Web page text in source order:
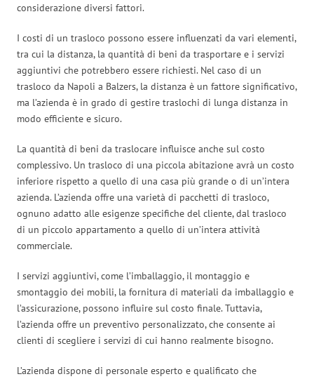
considerazione diversi fattori.
I costi di un trasloco possono essere influenzati da vari elementi,
tra cui la distanza, la quantità di beni da trasportare e i servizi
aggiuntivi che potrebbero essere richiesti. Nel caso di un
trasloco da Napoli a Balzers, la distanza è un fattore significativo,
ma l’azienda è in grado di gestire traslochi di lunga distanza in
modo efficiente e sicuro.
La quantità di beni da traslocare influisce anche sul costo
complessivo. Un trasloco di una piccola abitazione avrà un costo
inferiore rispetto a quello di una casa più grande o di un’intera
azienda. L’azienda offre una varietà di pacchetti di trasloco,
ognuno adatto alle esigenze specifiche del cliente, dal trasloco
di un piccolo appartamento a quello di un’intera attività
commerciale.
I servizi aggiuntivi, come l’imballaggio, il montaggio e
smontaggio dei mobili, la fornitura di materiali da imballaggio e
l’assicurazione, possono influire sul costo finale. Tuttavia,
l’azienda offre un preventivo personalizzato, che consente ai
clienti di scegliere i servizi di cui hanno realmente bisogno.
L’azienda dispone di personale esperto e qualificato che